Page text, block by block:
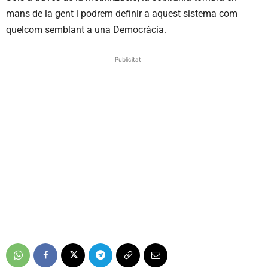
mans de la gent i podrem definir a aquest sistema com
quelcom semblant a una Democràcia.
Publicitat